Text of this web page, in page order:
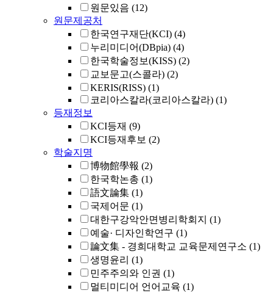
원문있음 (12)
원문제공처
한국연구재단(KCI) (4)
누리미디어(DBpia) (4)
한국학술정보(KISS) (2)
교보문고(스콜라) (2)
KERIS(RISS) (1)
코리아스칼라(코리아스칼라) (1)
등재정보
KCI등재 (9)
KCI등재후보 (2)
학술지명
博物館學報 (2)
한국학논총 (1)
語文論集 (1)
국제어문 (1)
대한구강악안면병리학회지 (1)
예술· 디자인학연구 (1)
論文集 - 경희대학교 교육문제연구소 (1)
생명윤리 (1)
민주주의와 인권 (1)
멀티미디어 언어교육 (1)